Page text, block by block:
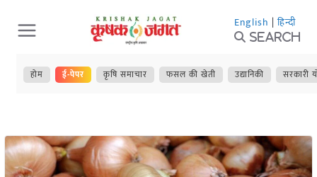
Skip
to
content
English | हिन्दी
Search
होम ई-पेपर कृषि समाचार फसल की खेती उद्यानिकी सरकारी